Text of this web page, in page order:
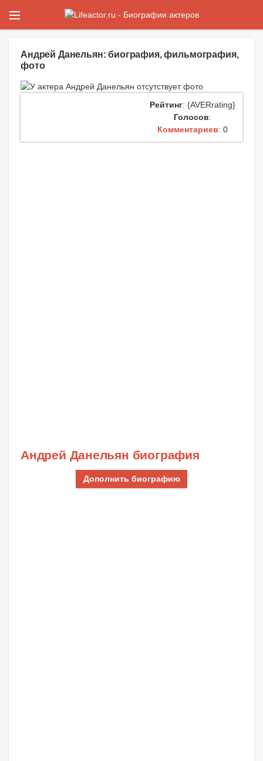
Андрей Данельян: биография, фильмография,
фото
Рейтинг: {AVERrating}
Голосов:
Комментариев: 0
Андрей Данельян биография
Дополнить биографию